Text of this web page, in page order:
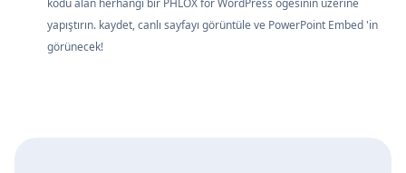
yapıştırın. kaydet, canlı sayfayı görüntüle ve PowerPoint Embed 'in
görünecek!